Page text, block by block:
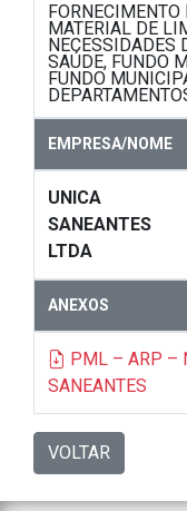
FORNECIMENTO
MATERIAL DE
NECESSIDADES
SAÚDE, FUNDO
FUNDO
EMPRESA/NOME
UNICA
SANEANTES
LTDA
ANEXOS
PML – ARP –
SANEANTES
VOLTAR